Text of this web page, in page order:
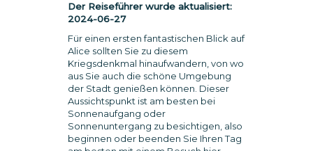
Der Reiseführer wurde aktualisiert:
2024-06-27
Für einen ersten fantastischen Blick auf
Alice sollten Sie zu diesem
Kriegsdenkmal hinaufwandern, von wo
aus Sie auch die schöne Umgebung
der Stadt genießen können. Dieser
Aussichtspunkt ist am besten bei
Sonnenaufgang oder
Sonnenuntergang zu besichtigen, also
beginnen oder beenden Sie Ihren Tag